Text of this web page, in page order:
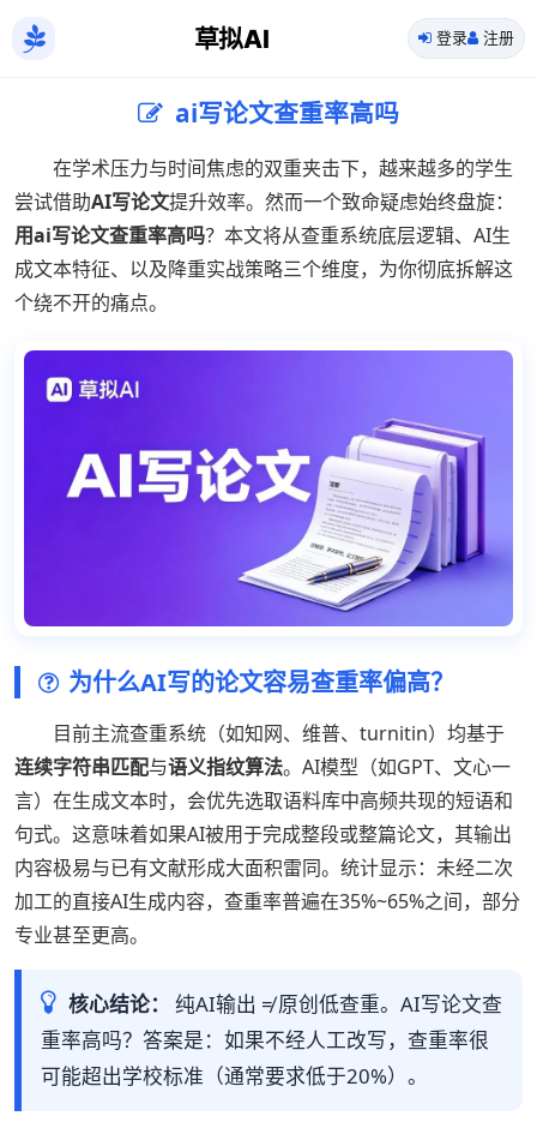
草拟AI 登录 注册
ai写论文查重率高吗
在学术压力与时间焦虑的双重夹击下，越来越多的学生
尝试借助AI写论文提升效率。然而一个致命疑虑始终盘旋：
用ai写论文查重率高吗？本文将从查重系统底层逻辑、AI生
成文本特征、以及降重实战策略三个维度，为你彻底拆解这
个绕不开的痛点。
为什么AI写的论文容易查重率偏高？
目前主流查重系统（如知网、维普、turnitin）均基于
连续字符串匹配与语义指纹算法。AI模型（如GPT、文心一
言）在生成文本时，会优先选取语料库中高频共现的短语和
句式。这意味着如果AI被用于完成整段或整篇论文，其输出
内容极易与已有文献形成大面积雷同。统计显示：未经二次
加工的直接AI生成内容，查重率普遍在35%~65%之间，部分
专业甚至更高。
核心结论：
纯AI输出 ≠ 原创低查重。AI写论文查
重率高吗？答案是：如果不经人工改写，查重率很
可能超出学校标准（通常要求低于20%）。